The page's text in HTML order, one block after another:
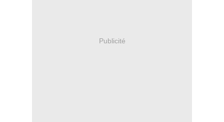
Publicité